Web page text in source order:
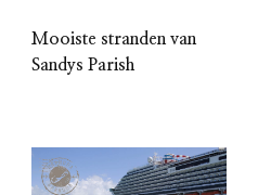
Mooiste stranden van
Sandys Parish